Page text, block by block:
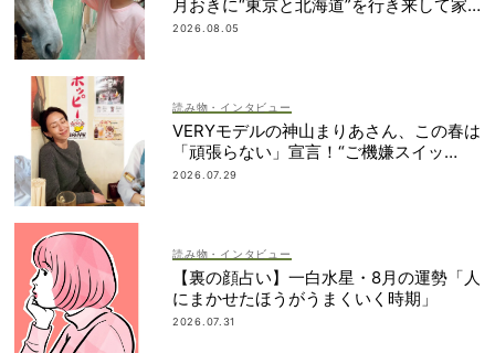
月おきに“東京と北海道”を行き来して家
族で決断
2026.08.05
読み物・インタビュー
VERYモデルの神山まりあさん、この春は
「頑張らない」宣言！“ご機嫌スイッ
チ”の入れ方って？
2026.07.29
読み物・インタビュー
【裏の顔占い】一白水星・8月の運勢「人
にまかせたほうがうまくいく時期」
2026.07.31